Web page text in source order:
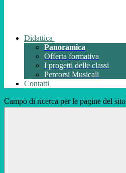
Didattica
Panoramica
Offerta formativa
I progetti delle classi
Percorsi Musicali
Contatti
Campo di ricerca per le pagine del sito